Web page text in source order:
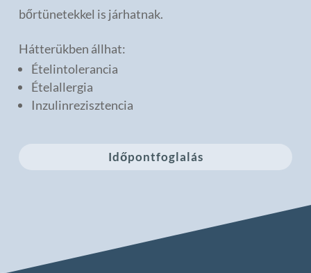
bőrtünetekkel is járhatnak.
Hátterükben állhat:
Ételintolerancia
Ételallergia
Inzulinrezisztencia
Időpontfoglalás